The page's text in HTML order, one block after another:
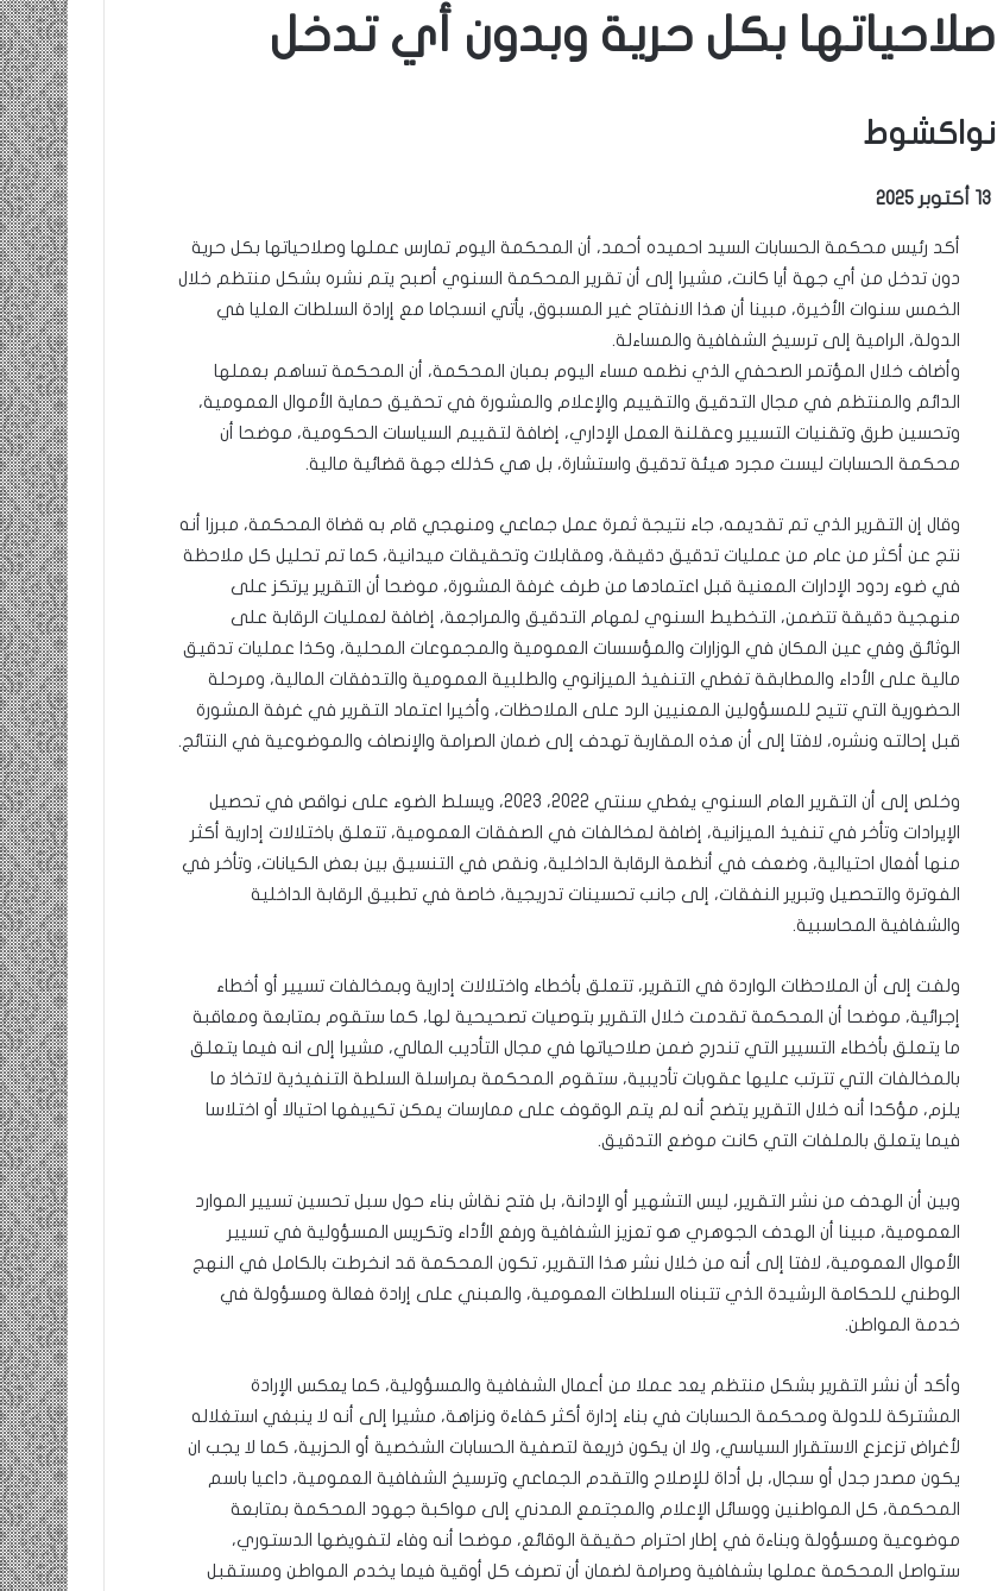
صلاحياتها بكل حرية وبدون أي تدخل
نواكشوط
أكد رئيس محكمة الحسابات السيد احميده أحمد، أن المحكمة اليوم تمارس عملها وصلاحياتها بكل حرية
دون تدخل من أي جهة أيا كانت، مشيرا إلى أن تقرير المحكمة السنوي أصبح يتم نشره بشكل منتظم خلال
الخمس سنوات الأخيرة، مبينا أن هذا الانفتاح غير المسبوق، يأتي انسجاما مع إرادة السلطات العليا في
الدولة، الرامية إلى ترسيخ الشفافية والمساءلة.
وأضاف خلال المؤتمر الصحفي الذي نظمه مساء اليوم بمبان المحكمة، أن المحكمة تساهم بعملها
الدائم والمنتظم في مجال التدقيق والتقييم والإعلام والمشورة في تحقيق حماية الأموال العمومية،
وتحسين طرق وتقنيات التسيير وعقلنة العمل الإداري، إضافة لتقييم السياسات الحكومية، موضحا أن
محكمة الحسابات ليست مجرد هيئة تدقيق واستشارة، بل هي كذلك جهة قضائية مالية.
وقال إن التقرير الذي تم تقديمه، جاء نتيجة ثمرة عمل جماعي ومنهجي قام به قضاة المحكمة، مبرزا أنه
نتج عن أكثر من عام من عمليات تدقيق دقيقة، ومقابلات وتحقيقات ميدانية، كما تم تحليل كل ملاحظة
في ضوء ردود الإدارات المعنية قبل اعتمادها من طرف غرفة المشورة، موضحا أن التقرير يرتكز على
منهجية دقيقة تتضمن، التخطيط السنوي لمهام التدقيق والمراجعة، إضافة لعمليات الرقابة على
الوثائق وفي عين المكان في الوزارات والمؤسسات العمومية والمجموعات المحلية، وكذا عمليات تدقيق
مالية على الأداء والمطابقة تغطي التنفيذ الميزانوي والطلبية العمومية والتدفقات المالية، ومرحلة
الحضورية التي تتيح للمسؤولين المعنيين الرد على الملاحظات، وأخيرا اعتماد التقرير في غرفة المشورة
قبل إحالته ونشره، لافتا إلى أن هذه المقاربة تهدف إلى ضمان الصرامة والإنصاف والموضوعية في النتائج.
وخلص إلى أن التقرير العام السنوي يغطي سنتي 2022، 2023، ويسلط الضوء على نواقص في تحصيل
الإيرادات وتأخر في تنفيذ الميزانية، إضافة لمخالفات في الصفقات العمومية، تتعلق باختلالات إدارية أكثر
منها أفعال احتيالية، وضعف في أنظمة الرقابة الداخلية، ونقص في التنسيق بين بعض الكيانات، وتأخر في
الفوترة والتحصيل وتبرير النفقات، إلى جانب تحسينات تدريجية، خاصة في تطبيق الرقابة الداخلية
والشفافية المحاسبية.
ولفت إلى أن الملاحظات الواردة في التقرير، تتعلق بأخطاء واختلالات إدارية وبمخالفات تسيير أو أخطاء
إجرائية، موضحا أن المحكمة تقدمت خلال التقرير بتوصيات تصحيحية لها، كما ستقوم بمتابعة ومعاقبة
ما يتعلق بأخطاء التسيير التي تندرج ضمن صلاحياتها في مجال التأديب المالي، مشيرا إلى انه فيما يتعلق
بالمخالفات التي تترتب عليها عقوبات تأديبية، ستقوم المحكمة بمراسلة السلطة التنفيذية لاتخاذ ما
يلزم، مؤكدا أنه خلال التقرير يتضح أنه لم يتم الوقوف على ممارسات يمكن تكييفها احتيالا أو اختلاسا
فيما يتعلق بالملفات التي كانت موضع التدقيق.
وبين أن الهدف من نشر التقرير، ليس التشهير أو الإدانة، بل فتح نقاش بناء حول سبل تحسين تسيير الموارد
العمومية، مبينا أن الهدف الجوهري هو تعزيز الشفافية ورفع الأداء وتكريس المسؤولية في تسيير
الأموال العمومية، لافتا إلى أنه من خلال نشر هذا التقرير، تكون المحكمة قد انخرطت بالكامل في النهج
الوطني للحكامة الرشيدة الذي تتبناه السلطات العمومية، والمبني على إرادة فعالة ومسؤولة في
خدمة المواطن.
وأكد أن نشر التقرير بشكل منتظم يعد عملا من أعمال الشفافية والمسؤولية، كما يعكس الإرادة
المشتركة للدولة ومحكمة الحسابات في بناء إدارة أكثر كفاءة ونزاهة، مشيرا إلى أنه لا ينبغي استغلاله
لأغراض تزعزع الاستقرار السياسي، ولا ان يكون ذريعة لتصفية الحسابات الشخصية أو الحزبية، كما لا يجب ان
يكون مصدر جدل أو سجال، بل أداة للإصلاح والتقدم الجماعي وترسيخ الشفافية العمومية، داعيا باسم
المحكمة، كل المواطنين ووسائل الإعلام والمجتمع المدني إلى مواكبة جهود المحكمة بمتابعة
موضوعية ومسؤولة وبناءة في إطار احترام حقيقة الوقائع، موضحا أنه وفاء لتفويضها الدستوري،
ستواصل المحكمة عملها بشفافية وصرامة لضمان أن تصرف كل أوقية فيما يخدم المواطن ومستقبل